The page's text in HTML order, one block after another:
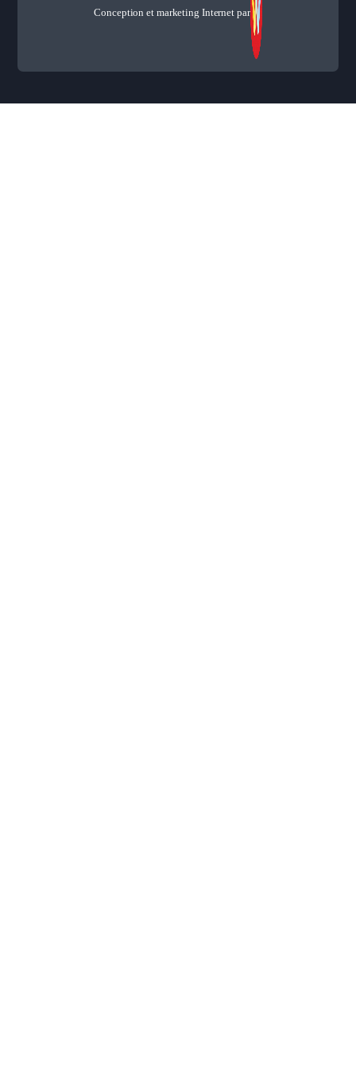
Conception et marketing Internet par